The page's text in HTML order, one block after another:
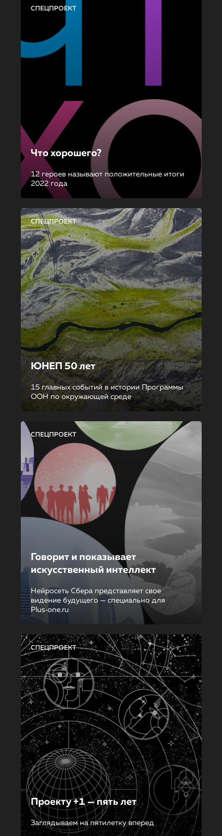
СПЕЦПРОЕКТ
Что хорошего?
12 героев называют положительные итоги
2022 года
СПЕЦПРОЕКТ
ЮНЕП 50 лет
15 главных событий в истории Программы
ООН по окружающей среде
СПЕЦПРОЕКТ
Говорит и показывает
искусственный интеллект
Нейросеть Сбера представляет свое
видение будущего — специально для
Plus‑one.ru
СПЕЦПРОЕКТ
Проекту +1 — пять лет
Заглядываем на пятилетку вперед